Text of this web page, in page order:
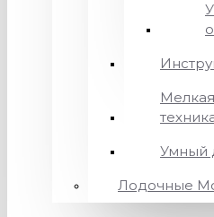
Умный
Лодочные